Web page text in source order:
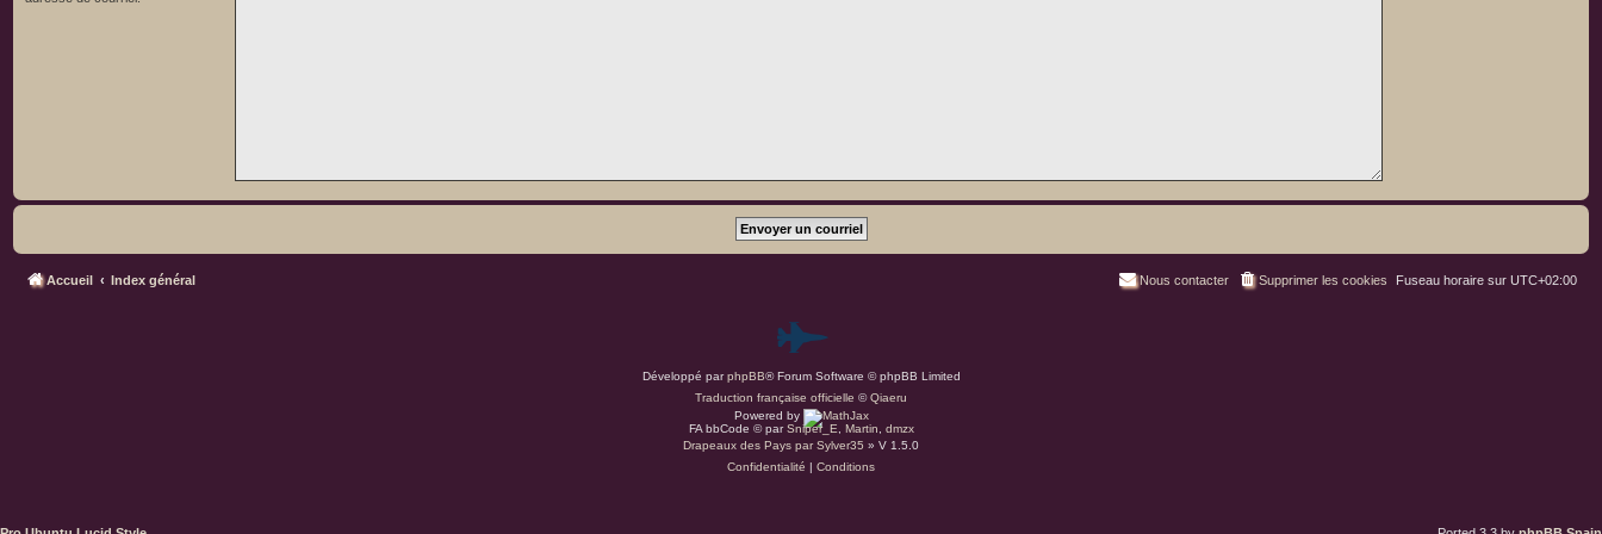
Accueil Index général Fuseau horaire sur UTC+02:00
Supprimer les cookies
Nous contacter
P
a
r
d
Développé parphpBB® Forum Software © phpBB Limited
Traduction française officielle ©Qiaeru
Powered by
FA bbCode ©parSniper_E Martin
dmzx
Drapeaux des Pays par Sylver35 » V 1.5.0
Confidentialité | Conditions